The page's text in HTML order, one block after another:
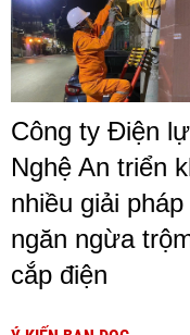
Công ty Điện
Nghệ An triển
nhiều giải pháp
ngăn ngừa
cắp điện